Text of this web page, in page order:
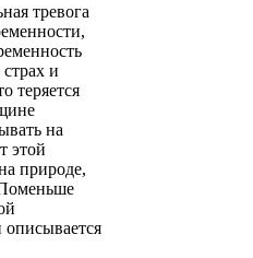
тревога
и
теряется
на
этой
природе,
описывается